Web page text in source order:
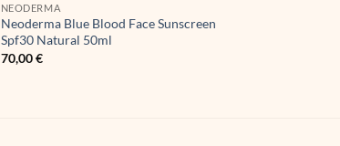
NEODERMA
Neoderma Blue Blood Face Sunscreen
Spf30 Natural 50ml
70,00€